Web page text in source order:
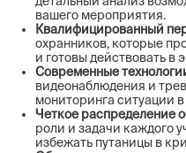
вашего мероприятия.
Квалифицированный
охранников, которые
и готовы действовать в
Современные
видеонаблюдения и
мониторинга ситуации
Четкое распределение
роли и задачи каждого
избежать путаницы в